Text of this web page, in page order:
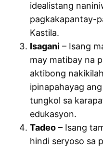
idealistang
pagkakapantay-
Kastila.
Isagani – Isang
may matibay na
aktibong
ipinapahayag
tungkol sa
edukasyon.
Tadeo – Isang
hindi seryoso sa